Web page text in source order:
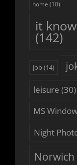
home (10)
it
(142)
job(14)
leisure (30)
MS
Night
Norwich